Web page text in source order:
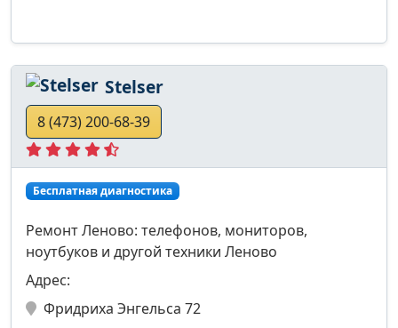
Stelser
8 (473) 200-68-39
Бесплатная диагностика
Ремонт Леново: телефонов, мониторов,
ноутбуков и другой техники Леново
Адрес:
Фридриха Энгельса 72